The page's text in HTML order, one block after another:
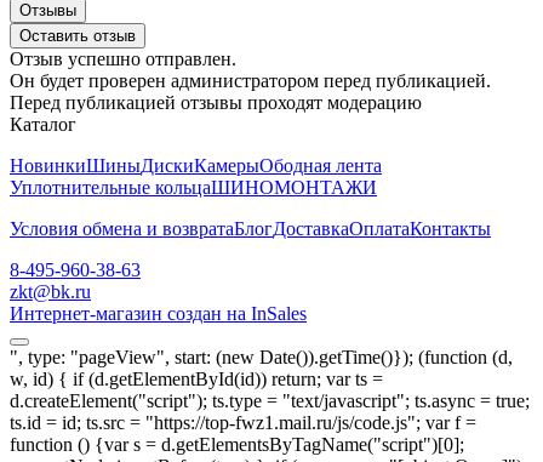
Отзывы
Оставить отзыв
Отзыв успешно отправлен.
Он будет проверен администратором перед публикацией.
Перед публикацией отзывы проходят модерацию
Каталог
НовинкиШиныДискиКамерыОбодная лента
Уплотнительные кольцаШИНОМОНТАЖИ
Условия обмена и возвратаБлогДоставкаОплатаКонтакты
8-495-960-38-63
zkt@bk.ru
Интернет-магазин создан на InSales
", type: "pageView", start: (new Date()).getTime()}); (function (d,
w, id) { if (d.getElementById(id)) return; var ts =
d.createElement("script"); ts.type = "text/javascript"; ts.async = true;
ts.id = id; ts.src = "https://top-fwz1.mail.ru/js/code.js"; var f =
function () {var s = d.getElementsByTagName("script")[0];